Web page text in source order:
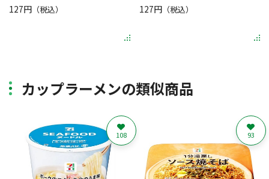
127円 （税込） 127円（税込）
カップラーメンの類似商品
108 93